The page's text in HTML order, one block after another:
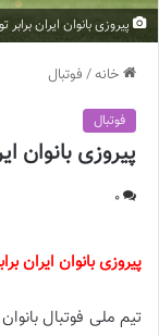
پیروزی بانوان ایران برابر
خانه/ فوتبال
فوتبال
پیروزی بانوان
0
پیروزی بانوان ایران
تیم ملی فوتبال